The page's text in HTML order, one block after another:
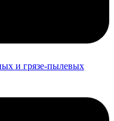
и грязе-пылевых